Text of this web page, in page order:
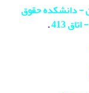
- دانشکده حقوق
.